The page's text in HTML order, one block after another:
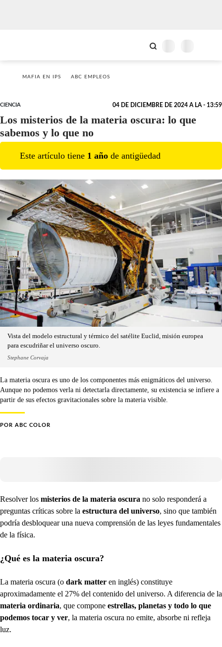
MAFIA EN IPS ABC EMPLEOS
CIENCIA 04 DE DICIEMBRE DE 2024 A LA - 13:59
Los misterios de la materia oscura: lo que
sabemos y lo que no
Este artículo tiene 1 año de antigüedad
Vista del modelo estructural y térmico del satélite Euclid, misión europea
para escudriñar el universo oscuro.
Stephane Corvaja
La materia oscura es uno de los componentes más enigmáticos del universo.
Aunque no podemos verla ni detectarla directamente, su existencia se infiere a
partir de sus efectos gravitacionales sobre la materia visible.
POR ABC COLOR
Resolver los misterios de la materia oscura no solo responderá a
preguntas críticas sobre la estructura del universo, sino que también
podría desbloquear una nueva comprensión de las leyes fundamentales
de la física.
¿Qué es la materia oscura?
La materia oscura (o dark matter en inglés) constituye
aproximadamente el 27% del contenido del universo. A diferencia de la
materia ordinaria, que compone estrellas, planetas y todo lo que
podemos tocar y ver, la materia oscura no emite, absorbe ni refleja
luz.